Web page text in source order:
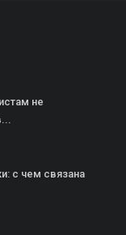
не
с чем связана